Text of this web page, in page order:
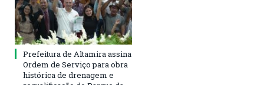
Prefeitura de Altamira assina
Ordem de Serviço para obra
histórica de drenagem e